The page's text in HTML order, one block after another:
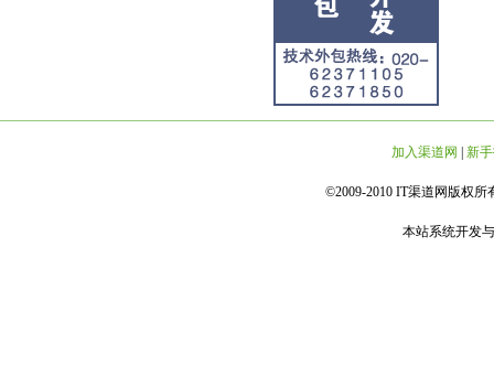
加入渠道网 新
©2009-2010 IT渠道网版权所
本站系统开发